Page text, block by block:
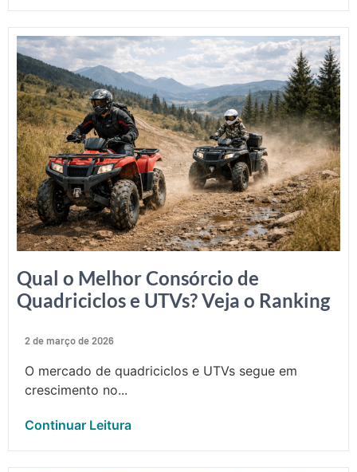
Qual o Melhor Consórcio de
Quadriciclos e UTVs? Veja o Ranking
2 de março de 2026
O mercado de quadriciclos e UTVs segue em
crescimento no...
Continuar Leitura